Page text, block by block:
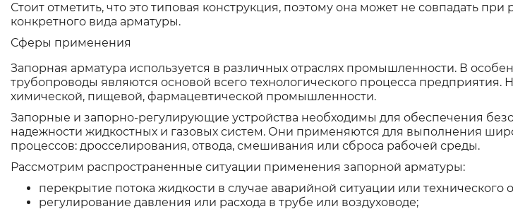
Стоит отметить, что это типовая конструкция, поэтому она может не совпадать при
конкретного вида арматуры.
Сферы применения
Запорная арматура используется в различных отраслях промышленности. В
трубопроводы являются основой всего технологического процесса предприятия.
химической, пищевой, фармацевтической промышленности.
Запорные и запорно-регулирующие устройства необходимы для обеспечения
надежности жидкостных и газовых систем. Они применяются для выполнения
процессов: дросселирования, отвода, смешивания или сброса рабочей среды.
Рассмотрим распространенные ситуации применения запорной арматуры:
перекрытие потока жидкости в случае аварийной ситуации или технического
регулирование давления или расхода в трубе или воздуховоде;